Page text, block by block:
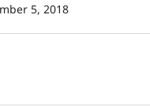
5, 2018